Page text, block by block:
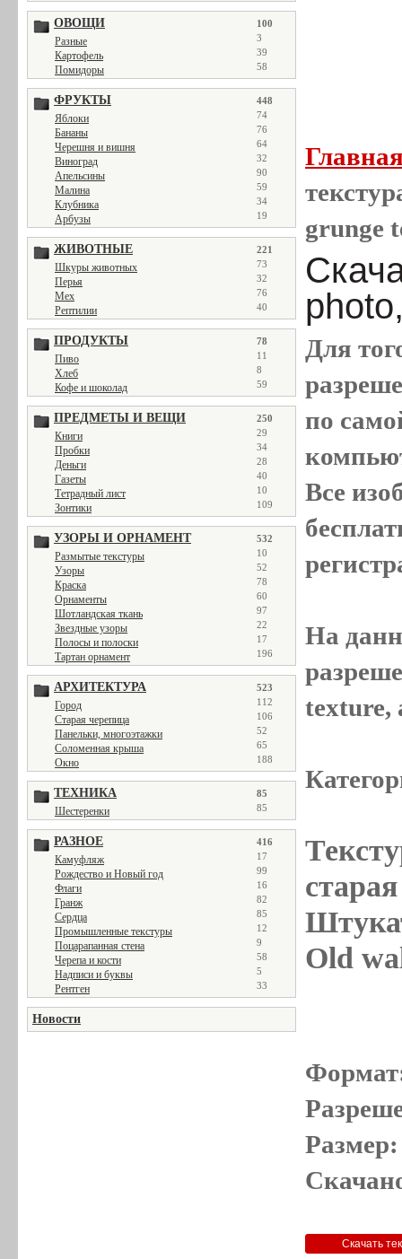
ОВОЩИ 100
Разные 3
Картофель 39
Помидоры 58
ФРУКТЫ 448
Яблоки 74
Бананы 76
Черешня и вишня 64
Виноград 32
Апельсины 90
Малина 59
Клубника 34
Арбузы 19
ЖИВОТНЫЕ 221
Шкуры животных 73
Перья 32
Мех 76
Рептилии 40
ПРОДУКТЫ 78
Пиво 11
Хлеб 8
Кофе и шоколад 59
ПРЕДМЕТЫ И ВЕЩИ 250
Книги 29
Пробки 34
Деньги 28
Газеты 40
Тетрадный лист 10
Зонтики 109
УЗОРЫ И ОРНАМЕНТ 532
Размытые текстуры 10
Узоры 52
Краска 78
Орнаменты 60
Шотландская ткань 97
Звездные узоры 22
Полосы и полоски 17
Тартан орнамент 196
АРХИТЕКТУРА 523
Город 112
Старая черепица 106
Панельки, многоэтажки 52
Соломенная крыша 65
Окно 188
ТЕХНИКА 85
Шестеренки 85
РАЗНОЕ 416
Камуфляж 17
Рождество и Новый год 99
Флаги 16
Гранж 82
Сердца 85
Промышленные текстуры 12
Поцарапанная стена 9
Черепа и кости 58
Надписи и буквы 5
Рентген 33
Новости
grunge
Для
по
Все
На
texture,
Old